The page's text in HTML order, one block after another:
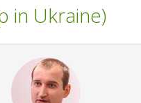
in Ukraine)